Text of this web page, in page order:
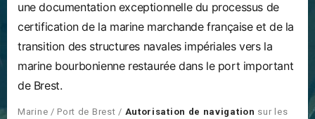
une documentation exceptionnelle du processus de
certification de la marine marchande française et de la
transition des structures navales impériales vers la
marine bourbonienne restaurée dans le port important
de Brest.
Marine / Port de Brest / Autorisation de navigation sur les